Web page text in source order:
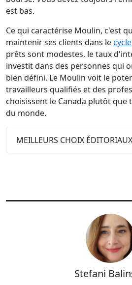
est bas.
Ce qui caractérise Moulin, c'est
maintenir ses clients dans le
prêts sont modestes, le taux
investit dans des personnes qui
bien défini. Le Moulin voit le
travailleurs qualifiés et des
choisissent le Canada plutôt que
du monde.
MEILLEURS CHOIX ÉDITORIAUX
Stefani